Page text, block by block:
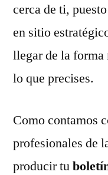
cerca de ti,
en sitio
llegar de la forma
lo que precises.
Como contamos
profesionales de
producir tu